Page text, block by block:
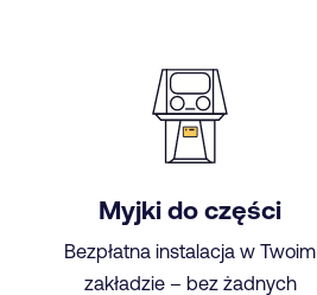
Myjki do części
Bezpłatna instalacja w Twoim
zakładzie – bez żadnych